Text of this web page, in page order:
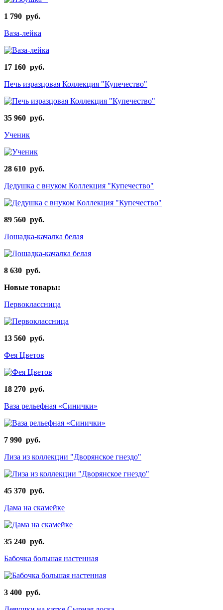
1 790 руб.
Ваза-лейка
17 160 руб.
Печь изразцовая Коллекция "Купечество"
35 960 руб.
Ученик
28 610 руб.
Дедушка с внуком Коллекция "Купечество"
89 560 руб.
Лошадка-качалка белая
8 630 руб.
Новые товары:
Первоклассница
13 560 руб.
Фея Цветов
18 270 руб.
Ваза рельефная «Синички»
7 990 руб.
Лиза из коллекции "Дворянское гнездо"
45 370 руб.
Дама на скамейке
35 240 руб.
Бабочка большая настенная
3 400 руб.